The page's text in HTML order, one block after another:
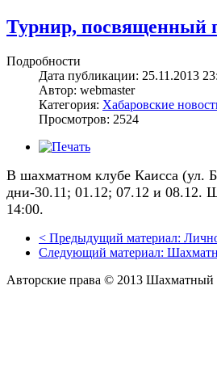
Турнир, посвященный
Подробности
Дата публикации: 25.11.2013
Автор: webmaster
Категория: Хабаровские
Просмотров: 2524
В шахматном клубе Каисса (ул.
дни-30.11; 01.12; 07.12 и 08.12.
14:00.
< Предыдущий материал:
Следующий материал:
Авторские права © 2013 Шахматный